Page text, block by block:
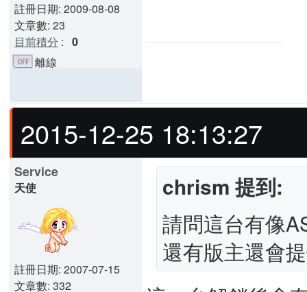
註冊日期: 2009-08-08
文章數: 23
目前積分 : 0
離線
2015-12-25 18:13:27
Service
天使
註冊日期: 2007-07-15
文章數: 332
chrism 提到:
請問這台有像
還有版主還會